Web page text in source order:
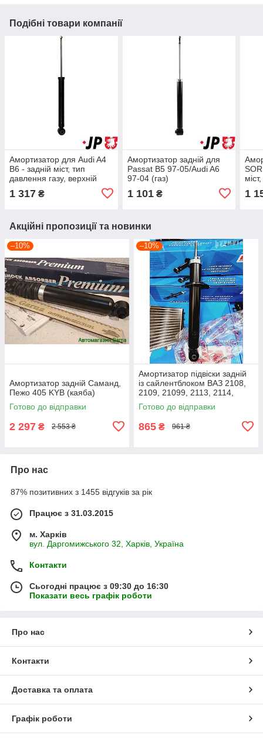
Подібні товари компанії
Амортизатор для Audi A4
B6 - задній міст, тип
давлення газу, верхній
1 317 ₴
Амортизатор задній для
Passat B5 97-05/Audi A6
97-04 (газ)
1 101₴ 1
Акційні пропозиції та новинки
–10%
Амортизатор задній Саманд,
Пежо 405 KYB (каяба)
Готово до відправки
2 297 ₴ 2 553 ₴
–10%
Амортизатор підвіски задній
із сайлентблоком ВАЗ 2108,
2109, 21099, 2113, 2114,
2115 LSA
Готово до відправки
865 ₴ 961 ₴
Про нас
87% позитивних з 1455 відгуків за рік
Працює з 31.03.2015
м. Харків
вул. Даргомижського 32, Харків, Україна
Контакти
Сьогодні працює з 09:30 до 16:30
Показати весь графік роботи
Про нас
Контакти
Доставка та оплата
Графік роботи